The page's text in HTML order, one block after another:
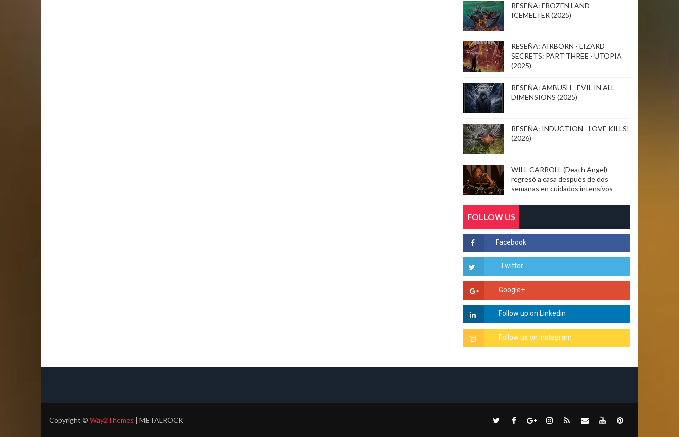
RESEÑA: FROZEN LAND -
ICEMELTER (2025)
RESEÑA: AIRBORN - LIZARD
SECRETS: PART THREE - UTOPIA
(2025)
RESEÑA: AMBUSH - EVIL IN ALL
DIMENSIONS (2025)
RESEÑA: INDUCTION - LOVE KILLS!
(2026)
WILL CARROLL (Death Angel)
regresó a casa después de dos
semanas en cuidados intensivos
FOLLOW US
Copyright © Way2Themes | METALROCK